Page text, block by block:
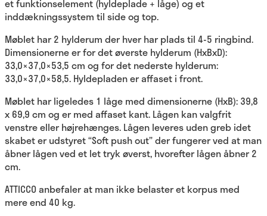
et funktionselement (hyldeplade + låge) og et
inddækningssystem til side og top.
Møblet har 2 hylderum der hver har plads til 4-5 ringbind.
Dimensionerne er for det øverste hylderum (HxBxD):
33,0×37,0×53,5 cm og for det nederste hylderum:
33,0×37,0×58,5. Hyldepladen er affaset i front.
Møblet har ligeledes 1 låge med dimensionerne (HxB): 39,8
x 69,9 cm og er med affaset kant. Lågen kan valgfrit
venstre eller højrehænges. Lågen leveres uden greb idet
skabet er udstyret “Soft push out” der fungerer ved at man
åbner lågen ved et let tryk øverst, hvorefter lågen åbner 2
cm.
ATTICCO anbefaler at man ikke belaster et korpus med
mere end 40 kg.